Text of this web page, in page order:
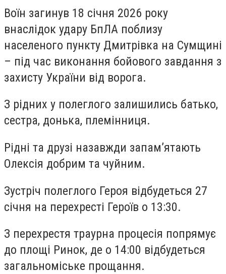
Воїн загинув 18 січня 2026 року
внаслідок удару БпЛА поблизу
населеного пункту Дмитрівка на Сумщині
– під час виконання бойового завдання з
захисту України від ворога.
З рідних у полеглого залишились батько,
сестра, донька, племінниця.
Рідні та друзі назавжди запам’ятають
Олексія добрим та чуйним.
Зустріч полеглого Героя відбудеться 27
січня на перехресті Героїв о 13:30.
З перехрестя траурна процесія попрямує
до площі Ринок, де о 14:00 відбудеться
загальноміське прощання.